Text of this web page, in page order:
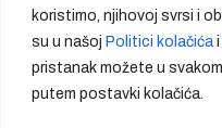
koristimo, njihovoj svrsi i
su u našoj Politici kolačića i
pristanak možete u
putem postavki kolačića.
Pružamo
povjerenje